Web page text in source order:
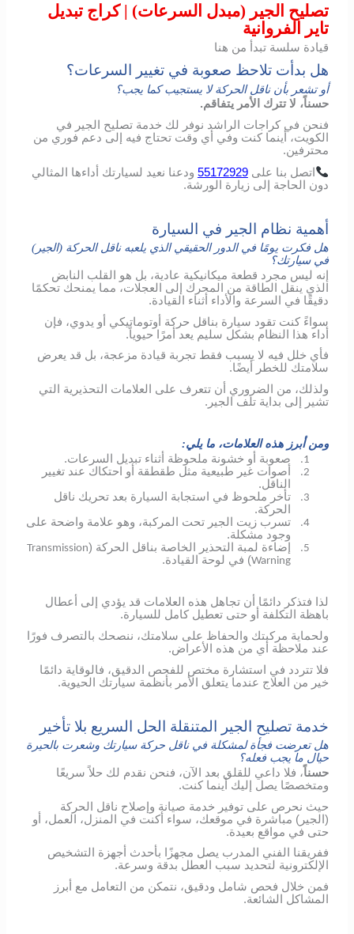
تصليح الجير (مبدل السرعات) | كراج تبديل
تاير الفروانية
قيادة سلسة تبدأ من هنا
هل بدأت تلاحظ صعوبة في تغيير السرعات؟
أو تشعر بأن ناقل الحركة لا يستجيب كما يجب؟
حسناً، لا تترك الأمر يتفاقم.
فنحن في كراجات الراشد نوفر لك خدمة تصليح الجير في
الكويت، أينما كنت وفي أي وقت تحتاج فيه إلى دعم فوري من
محترفين.
اتصل بنا على55172929 ودعنا نعيد لسيارتك أداءها
المثالي
دون
الحاجة إلى زيارة الورشة.
أهمية نظام الجير في السيارة
هل فكرت يومًا في الدور الحقيقي الذي يلعبه ناقل الحركة (الجير)
في سيارتك؟
إنه ليس مجرد قطعة ميكانيكية عادية، بل هو القلب النابض
الذي ينقل الطاقة من المحرك إلى العجلات، مما يمنحك تحكمًا
دقيقًا في السرعة والأداء أثناء القيادة.
سواءً كنت تقود سيارة بناقل حركة أوتوماتيكي أو يدوي، فإن
أداء هذا النظام بشكل سليم يعد أمرًا حيوياً.
فأي خلل فيه لا يسبب فقط تجربة قيادة مزعجة، بل قد يعرض
سلامتك للخطر أيضًا.
ولذلك، من الضروري أن تتعرف على العلامات التحذيرية التي
تشير إلى بداية تلف الجير.
ومن أبرز هذه العلامات، ما يلي:
1. صعوبة أو خشونة ملحوظة أثناء تبديل السرعات.
2.
أصوات غير طبيعية مثل طقطقة أو احتكاك عند تغيير
الناقل.
3.
تأخر ملحوظ في استجابة السيارة بعد تحريك ناقل
الحركة.
4.
تسرب زيت الجير تحت المركبة، وهو علامة واضحة على
وجود مشكلة.
5. إضاءة لمبة التحذير الخاصة بناقل الحركة (Transmission
Warning) في لوحة القيادة.
لذا فتذكر دائمًا أن تجاهل هذه العلامات قد يؤدي إلى أعطال
باهظة التكلفة أو حتى تعطيل كامل للسيارة.
ولحماية مركبتك والحفاظ على سلامتك، ننصحك بالتصرف فورًا
عند ملاحظة أي من هذه الأعراض.
فلا تتردد في استشارة مختص للفحص الدقيق، فالوقاية دائمًا
خير من العلاج عندما يتعلق الأمر بأنظمة سيارتك الحيوية.
خدمة تصليح الجير المتنقلة الحل السريع بلا تأخير
هل تعرضت فجأة لمشكلة في ناقل حركة سيارتك وشعرت بالحيرة
حيال ما يجب فعله؟
حسناً، فلا داعي للقلق بعد الآن، فنحن نقدم لك حلاً سريعًا
ومتخصصًا يصل إليك أينما كنت.
حيث نحرص على توفير خدمة صيانة وإصلاح ناقل الحركة
(الجير) مباشرة في موقعك، سواء أكنت في المنزل، العمل، أو
حتى في مواقع بعيدة.
ففريقنا الفني المدرب يصل مجهزًا بأحدث أجهزة التشخيص
الإلكترونية لتحديد سبب العطل بدقة وسرعة.
فمن خلال فحص شامل ودقيق، نتمكن من التعامل مع أبرز
المشاكل الشائعة.